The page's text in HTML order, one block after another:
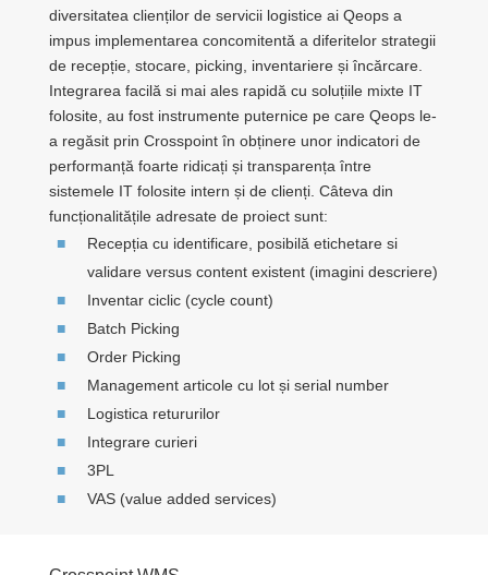
diversitatea clienților de servicii logistice ai Qeops a
impus implementarea concomitentă a diferitelor strategii
de recepție, stocare, picking, inventariere și încărcare.
Integrarea facilă si mai ales rapidă cu soluțiile mixte IT
folosite, au fost instrumente puternice pe care Qeops le-
a regăsit prin Crosspoint în obținere unor indicatori de
performanță foarte ridicați și transparența între
sistemele IT folosite intern și de clienți. Câteva din
funcționalitățile adresate de proiect sunt:
Recepția cu identificare, posibilă etichetare si
validare versus content existent (imagini descriere)
Inventar ciclic (cycle count)
Batch Picking
Order Picking
Management articole cu lot și serial number
Logistica retururilor
Integrare curieri
3PL
VAS (value added services)